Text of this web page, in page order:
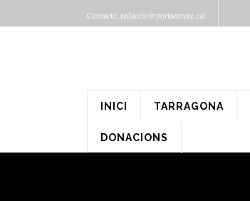
Contacte: redaccio@portaenrere.cat
INICI TARRAGONA
DONACIONS